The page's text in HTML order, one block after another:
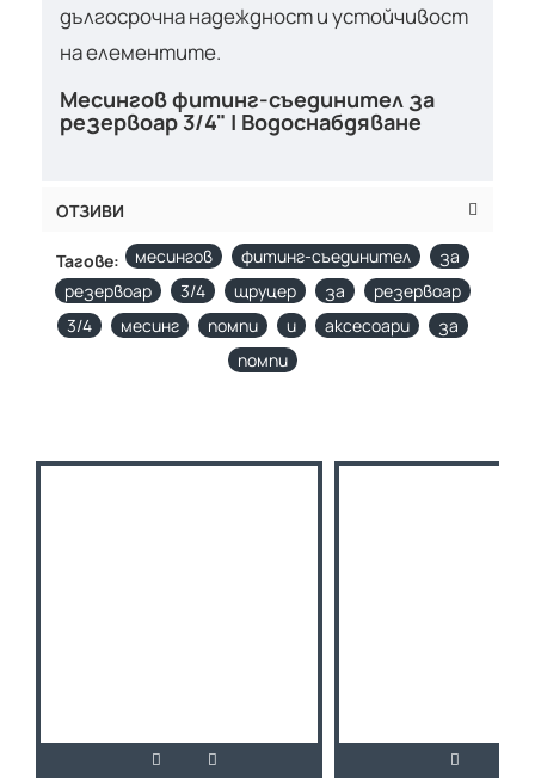
дългосрочна надеждност и устойчивост
на елементите.
Месингов фитинг-съединител за
резервоар 3/4" | Водоснабдяване
ОТЗИВИ
Тагове: месингов фитинг-съединител
за
резервоар
3/4 щруцер за
резервоар
3/4
месинг помпи и аксесоари
за
помпи